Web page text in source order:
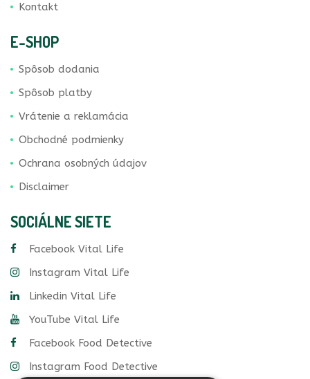
Kontakt
E-SHOP
Spôsob dodania
Spôsob platby
Vrátenie a reklamácia
Obchodné podmienky
Ochrana osobných údajov
Disclaimer
SOCIÁLNE SIETE
Facebook Vital Life
Instagram Vital Life
Linkedin Vital Life
YouTube Vital Life
Facebook Food Detective
Instagram Food Detective